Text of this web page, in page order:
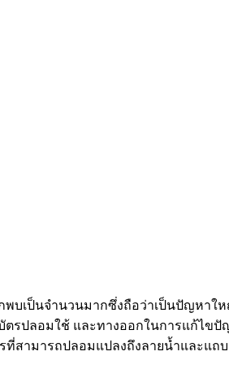
บเป็นจำนวนมากซึ่งถือว่าเป็นปัญหา
ตรปลอมใช้ และทางออกในการแก้ไขปั
สามารถปลอมแปลงถึงลายน้ำและแ